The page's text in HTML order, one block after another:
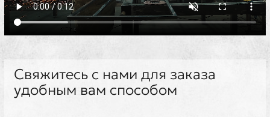
Свяжитесь с нами для заказа
удобным вам способом